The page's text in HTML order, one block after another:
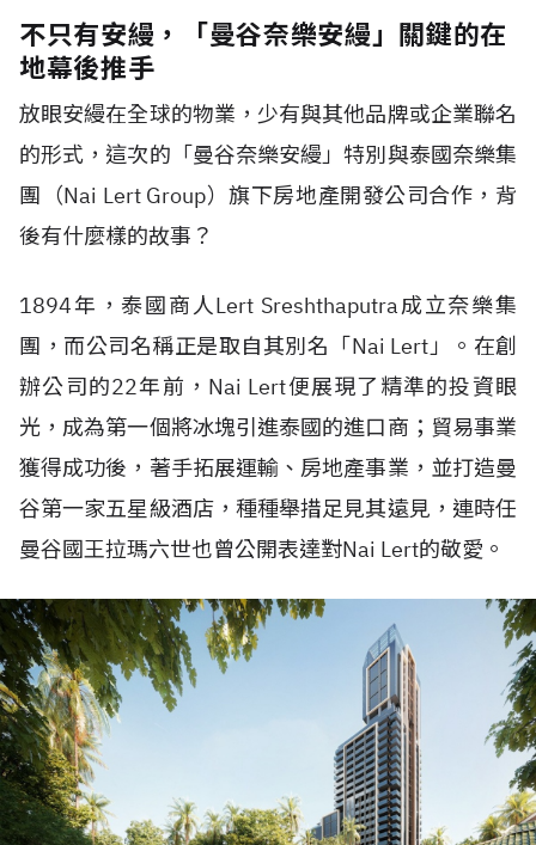
不只有安縵，「曼谷奈樂安縵」關鍵的在
地幕後推手
放眼安縵在全球的物業，少有與其他品牌或企業聯名
的形式，這次的「曼谷奈樂安縵」特別與泰國奈樂集
團（Nai Lert Group）旗下房地產開發公司合作，背
後有什麼樣的故事？
1894年，泰國商人Lert Sreshthaputra成立奈樂集
團，而公司名稱正是取自其別名「Nai Lert」。在創
辦公司的22年前，Nai Lert便展現了精準的投資眼
光，成為第一個將冰塊引進泰國的進口商；貿易事業
獲得成功後，著手拓展運輸、房地產事業，並打造曼
谷第一家五星級酒店，種種舉措足見其遠見，連時任
曼谷國王拉瑪六世也曾公開表達對Nai Lert的敬愛。